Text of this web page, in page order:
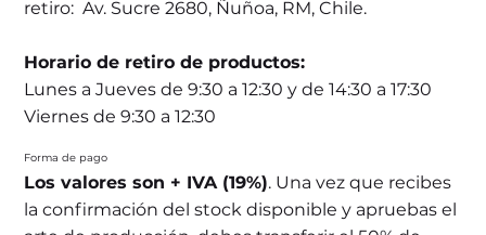
retiro: Av. Sucre 2680, Ñuñoa, RM, Chile.
Horario de retiro de productos:
Lunes a Jueves de 9:30 a 12:30 y de 14:30 a 17:30
Viernes de 9:30 a 12:30
Forma de pago
Los valores son + IVA (19%). Una vez que recibes
la confirmación del stock disponible y apruebas el